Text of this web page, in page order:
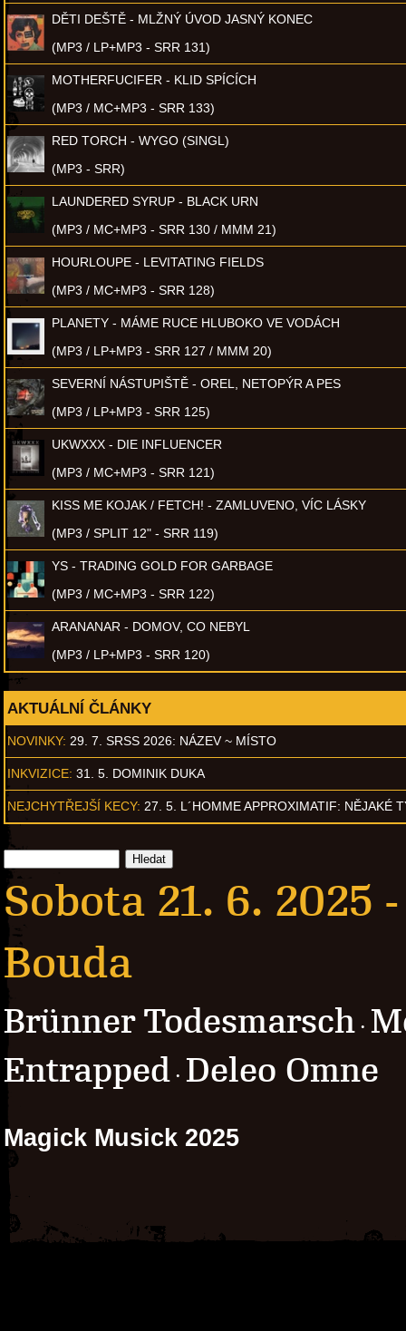
DĚTI DEŠTĚ - MLŽNÝ ÚVOD JASNÝ KONEC
(MP3 / LP+MP3 - SRR 131)
MOTHERFUCIFER - KLID SPÍCÍCH
(MP3 / MC+MP3 - SRR 133)
RED TORCH - WYGO (SINGL)
(MP3 - SRR)
LAUNDERED SYRUP - BLACK URN
(MP3 / MC+MP3 - SRR 130 / MMM 21)
HOURLOUPE - LEVITATING FIELDS
(MP3 / MC+MP3 - SRR 128)
PLANETY - MÁME RUCE HLUBOKO VE VODÁCH
(MP3 / LP+MP3 - SRR 127 / MMM 20)
SEVERNÍ NÁSTUPIŠTĚ - OREL, NETOPÝR A PES
(MP3 / LP+MP3 - SRR 125)
UKWXXX - DIE INFLUENCER
(MP3 / MC+MP3 - SRR 121)
KISS ME KOJAK / FETCH! - ZAMLUVENO, VÍC LÁSKY
(MP3 / SPLIT 12" - SRR 119)
YS - TRADING GOLD FOR GARBAGE
(MP3 / MC+MP3 - SRR 122)
ARANANAR - DOMOV, CO NEBYL
(MP3 / LP+MP3 - SRR 120)
AKTUÁLNÍ ČLÁNKY
NOVINKY: 29. 7. SRSS 2026: NÁZEV ~ MÍSTO
INKVIZICE: 31. 5. DOMINIK DUKA
NEJCHYTŘEJŠÍ KECY: 27. 5. L´HOMME APPROXIMATIF: NĚJAKÉ
Sobota 21. 6. 2025
Bouda
Brünner Todesmarsch ·
Entrapped · Deleo Omne
Magick Musick 2025